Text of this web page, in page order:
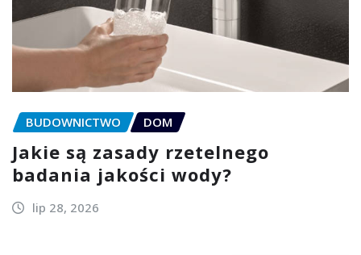
BUDOWNICTWO DOM
Jakie są zasady rzetelnego
badania jakości wody?
lip 28, 2026